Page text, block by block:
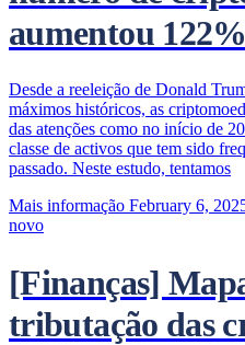
aumentou
Desde a reeleição de Donald
máximos históricos, as
das atenções como no início de
classe de activos que tem sido
passado. Neste estudo, tentamos
Mais informação February 6,
novo
[Finanças]
tributação das